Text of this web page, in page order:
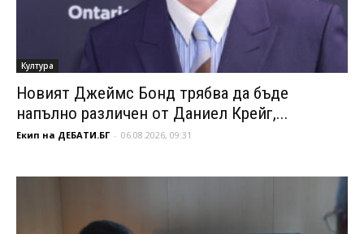
Култура
Новият Джеймс Бонд трябва да бъде
напълно различен от Даниел Крейг,...
Екип на ДЕБАТИ.БГ - 06.08.2026, 09:31